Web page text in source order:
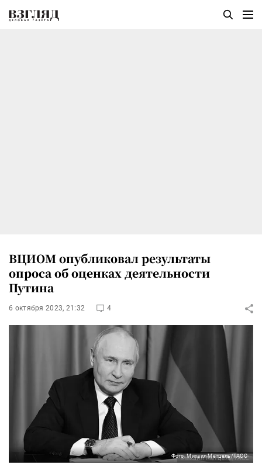
ВЦИОМ опубликовал результаты
опроса об оценках деятельности
Путина
6 октября 2023, 21:32 4
Фото: Михаил Метцель/ТАСС